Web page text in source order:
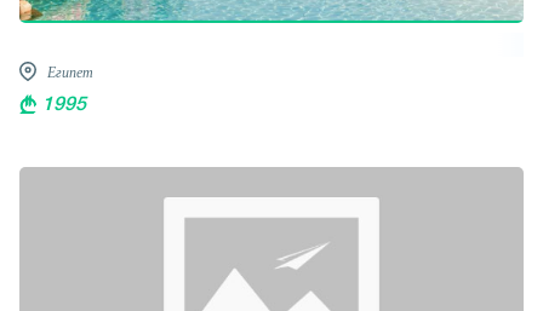
Египет
1995